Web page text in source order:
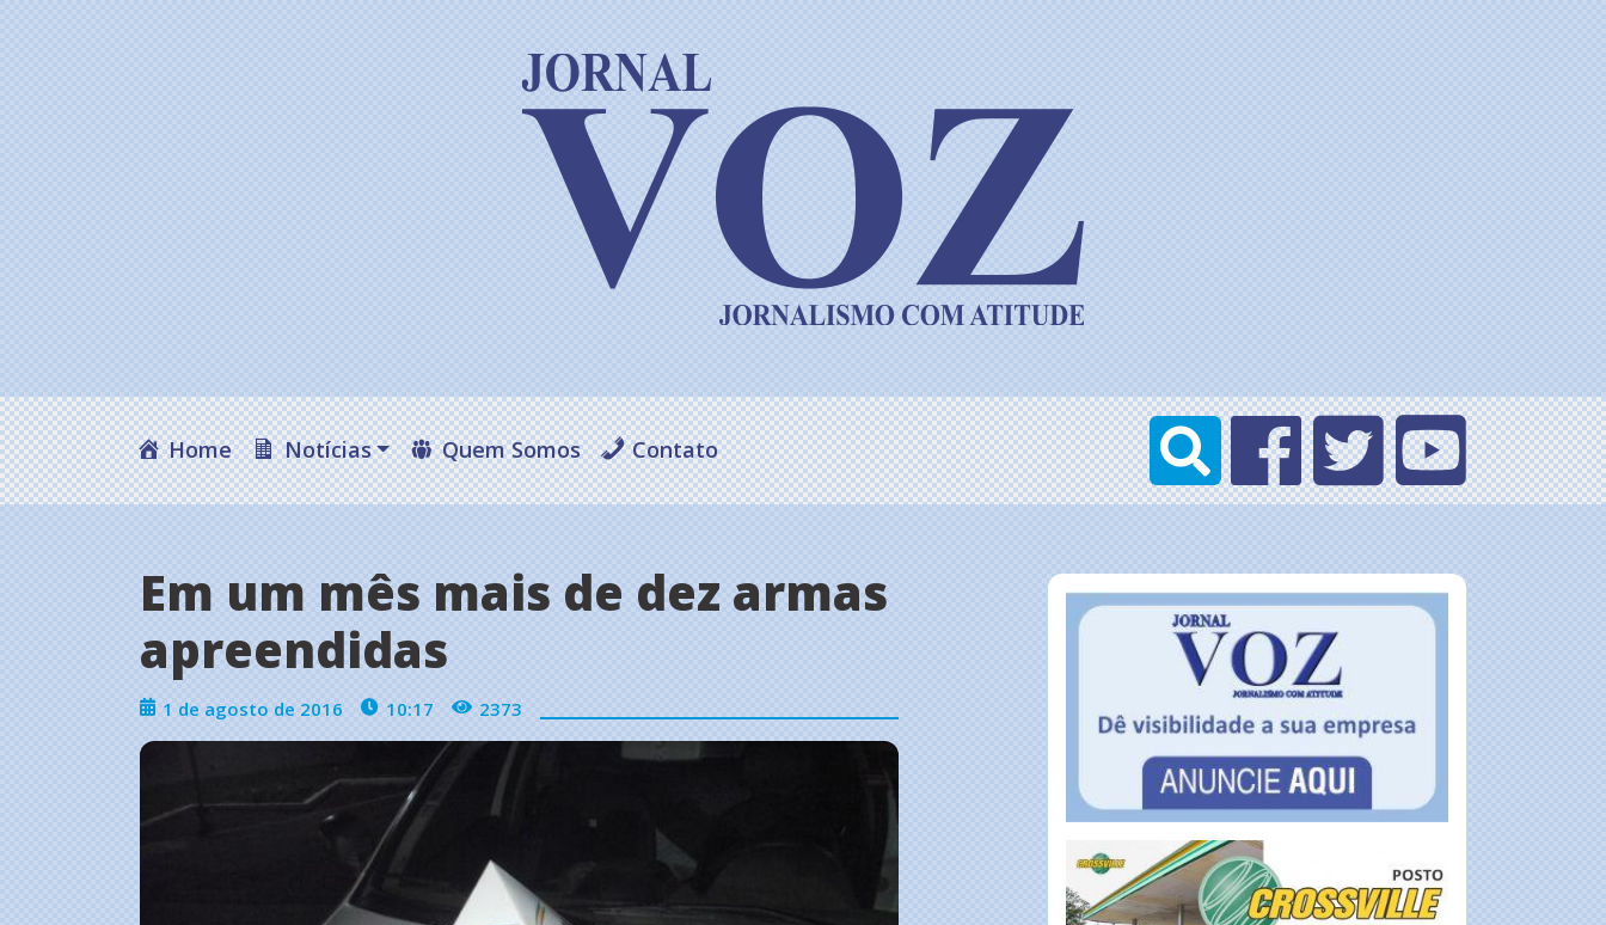
Home Notícias Quem Somos Contato
Em um mês mais de dez armas
apreendidas
1 de agosto de 2016 10:17 2373